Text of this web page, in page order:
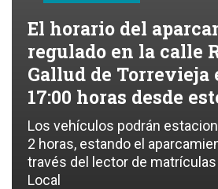
El horario del
regulado en la calle
Gallud de Torrevieja
17:00 horas desde
Los vehículos podrán
2 horas, estando el
través del lector de matrículas
Local